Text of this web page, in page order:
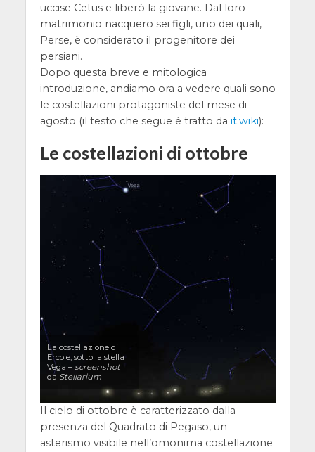
uccise Cetus e liberò la giovane. Dal loro
matrimonio nacquero sei figli, uno dei quali,
Perse, è considerato il progenitore dei
persiani.
Dopo questa breve e mitologica
introduzione, andiamo ora a vedere quali sono
le costellazioni protagoniste del mese di
agosto (il testo che segue è tratto da it.wiki):
Le costellazioni di ottobre
La costellazione di
Ercole, sotto la stella
Vega – screenshot
da Stellarium
Il cielo di ottobre è caratterizzato dalla
presenza del Quadrato di Pegaso, un
asterismo visibile nell’omonima costellazione